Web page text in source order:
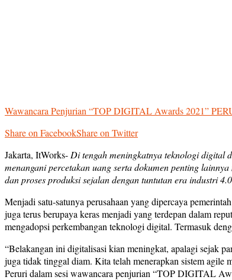
Wawancara Penjurian “TOP DIGITAL Awards 2021”
Share on FacebookShare on Twitter
Jakarta, ItWorks- Di tengah meningkatnya teknologi digital
menangani percetakan uang serta dokumen penting
dan proses produksi sejalan dengan tuntutan era industri
Menjadi satu-satunya perusahaan yang dipercaya
juga terus berupaya keras menjadi yang terdepan dalam
mengadopsi perkembangan teknologi digital. Termasuk
“Belakangan ini digitalisasi kian meningkat, apalagi sejak
juga tidak tinggal diam. Kita telah menerapkan sistem agile
Peruri dalam sesi wawancara penjurian “TOP DIGITAL